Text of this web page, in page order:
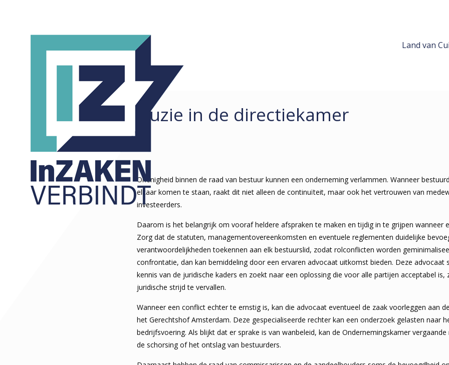
Land van
Ruzie in de directiekamer
Onenigheid binnen de raad van bestuur kunnen een onderneming verlammen. Wanneer
elkaar komen te staan, raakt dit niet alleen de continuïteit, maar ook het vertrouwen van
investeerders.
Daarom is het belangrijk om vooraf heldere afspraken te maken en tijdig in te grijpen wanneer
Zorg dat de statuten, managementovereenkomsten en eventuele reglementen duidelijke
verantwoordelijkheden toekennen aan elk bestuurslid, zodat rolconflicten worden
confrontatie, dan kan bemiddeling door een ervaren advocaat uitkomst bieden. Deze advocaat
kennis van de juridische kaders en zoekt naar een oplossing die voor alle partijen acceptabel is,
juridische strijd te vervallen.
Wanneer een conflict echter te ernstig is, kan die advocaat eventueel de zaak voorleggen aan
het Gerechtshof Amsterdam. Deze gespecialiseerde rechter kan een onderzoek gelasten naar
bedrijfsvoering. Als blijkt dat er sprake is van wanbeleid, kan de Ondernemingskamer
de schorsing of het ontslag van bestuurders.
ARTIKELEN
COLUMNS
KORTE ZAKEN